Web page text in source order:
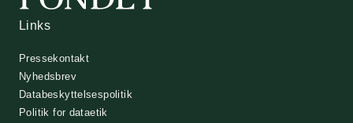
Links
Pressekontakt
Nyhedsbrev
Databeskyttelsespolitik
Politik for dataetik